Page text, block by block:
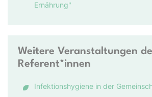
Ernährung"
Weitere Veranstaltungen
Referent*innen
Infektionshygiene in der